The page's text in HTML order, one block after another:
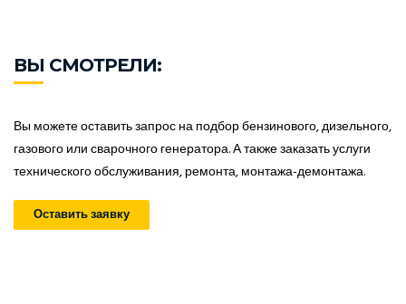
ВЫ СМОТРЕЛИ:
Вы можете оставить запрос на подбор бензинового, дизельного,
газового или сварочного генератора. А также заказать услуги
технического обслуживания, ремонта, монтажа-демонтажа.
Оставить заявку